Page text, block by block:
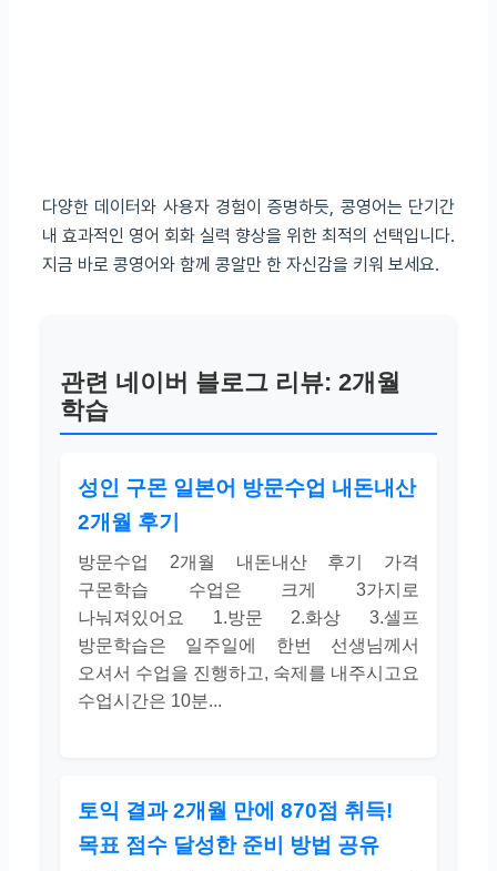
다양한 데이터와 사용자 경험이 증명하듯, 콩영어는 단기간
내 효과적인 영어 회화 실력 향상을 위한 최적의 선택입니다.
지금 바로 콩영어와 함께 콩알만 한 자신감을 키워 보세요.
관련 네이버 블로그 리뷰: 2개월
학습
성인 구몬 일본어 방문수업 내돈내산
2개월 후기
방문수업 2개월 내돈내산 후기 가격
구몬학습 수업은 크게 3가지로
나눠져있어요 1.방문 2.화상 3.셀프
방문학습은 일주일에 한번 선생님께서
오셔서 수업을 진행하고, 숙제를 내주시고요
수업시간은 10분...
토익 결과 2개월 만에 870점 취득!
목표 점수 달성한 준비 방법 공유